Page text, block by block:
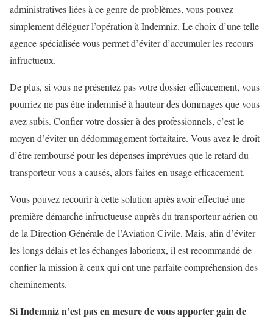
administratives liées à ce genre de problèmes, vous pouvez
simplement déléguer l’opération à Indemniz. Le choix d’une telle
agence spécialisée vous permet d’éviter d’accumuler les recours
infructueux.
De plus, si vous ne présentez pas votre dossier efficacement, vous
pourriez ne pas être indemnisé à hauteur des dommages que vous
avez subis. Confier votre dossier à des professionnels, c’est le
moyen d’éviter un dédommagement forfaitaire. Vous avez le droit
d’être remboursé pour les dépenses imprévues que le retard du
transporteur vous a causés, alors faites-en usage efficacement.
Vous pouvez recourir à cette solution après avoir effectué une
première démarche infructueuse auprès du transporteur aérien ou
de la Direction Générale de l’Aviation Civile. Mais, afin d’éviter
les longs délais et les échanges laborieux, il est recommandé de
confier la mission à ceux qui ont une parfaite compréhension des
cheminements.
Si Indemniz n’est pas en mesure de vous apporter gain de